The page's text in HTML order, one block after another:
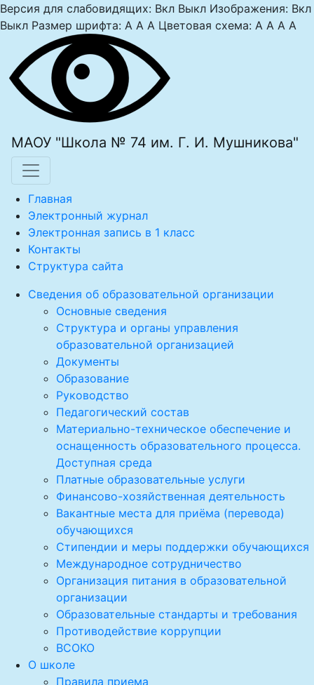
Версия для слабовидящих: Вкл Выкл Изображения: Вкл
Выкл Размер шрифта: A A A Цветовая схема: A A A A
МАОУ "Школа № 74 им. Г. И. Мушникова"
Главная
Электронный журнал
Электронная запись в 1 класс
Контакты
Структура сайта
Сведения об образовательной организации
Основные сведения
Структура и органы управления
образовательной организацией
Документы
Образование
Руководство
Педагогический состав
Материально-техническое обеспечение и
оснащенность образовательного процесса.
Доступная среда
Платные образовательные услуги
Финансово-хозяйственная деятельность
Вакантные места для приёма (перевода)
обучающихся
Стипендии и меры поддержки обучающихся
Международное сотрудничество
Организация питания в образовательной
организации
Образовательные стандарты и требования
Противодействие коррупции
ВСОКО
О школе
Правила приема